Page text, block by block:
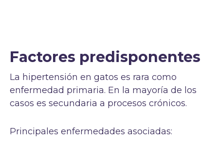
Factores predisponentes
La hipertensión en gatos es rara como
enfermedad primaria. En la mayoría de los
casos es secundaria a procesos crónicos.
Principales enfermedades asociadas: